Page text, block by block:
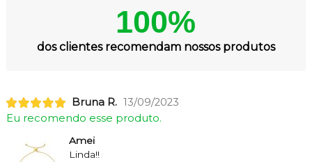
100%
dos clientes recomendam nossos produtos
Bruna R. 13/09/2023
Eu recomendo esse produto.
Amei
Linda!!